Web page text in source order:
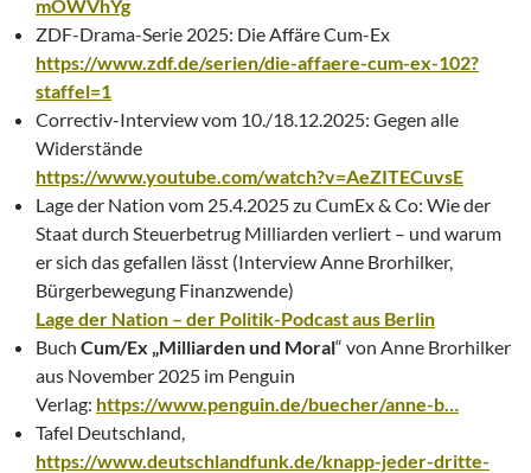
mOWVhYg
ZDF-Drama-Serie 2025: Die Affäre Cum-Ex
https://www.zdf.de/serien/die-affaere-cum-ex-102?
staffel=1
Correctiv-Interview vom 10./18.12.2025: Gegen alle
Widerstände
https://www.youtube.com/watch?v=AeZITECuvsE
Lage der Nation vom 25.4.2025 zu CumEx & Co: Wie der
Staat durch Steuerbetrug Milliarden verliert – und warum
er sich das gefallen lässt (Interview Anne Brorhilker,
Bürgerbewegung Finanzwende)
Lage der Nation – der Politik-Podcast aus Berlin
Buch Cum/Ex „Milliarden und Moral“ von Anne Brorhilker
aus November 2025 im Penguin
Verlag: https://www.penguin.de/buecher/anne-b…
Tafel Deutschland,
https://www.deutschlandfunk.de/knapp-jeder-dritte-